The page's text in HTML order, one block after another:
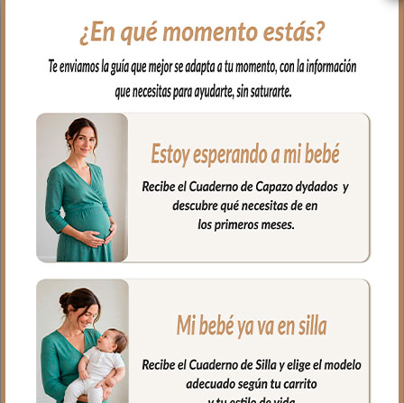
en la zona de cabecita con capucha,
apto para todo tipo de capazos.
En los laterales va cerrado con botones y
en la parte de abajo con cremallera para
mayor seguridad.
El tejido exterior en tejido piqué liso; un
piqué de algodón.
Para el tejido del interior puedes elegir en
piqué de algodón o en pelo corto liso.
El relleno del saquito es micro fibra hueca
para mayor confort del bebé y muy
buena transpirabilidad.
Puedes lavar a mano o en lavadora,
siempre agua fría, jabones no abrasivos y
secado al natural.